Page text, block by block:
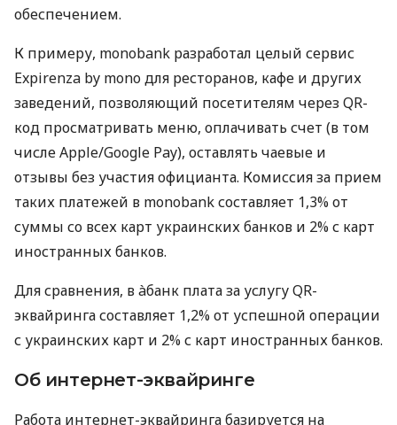
обеспечением.
К примеру, monobank разработал целый сервис
Expirenza by mono для ресторанов, кафе и других
заведений, позволяющий посетителям через QR-
код просматривать меню, оплачивать счет (в том
числе Apple/Google Pay), оставлять чаевые и
отзывы без участия официанта. Комиссия за прием
таких платежей в monobank составляет 1,3% от
суммы со всех карт украинских банков и 2% с карт
иностранных банков.
Для сравнения, в àбанк плата за услугу QR-
эквайринга составляет 1,2% от успешной операции
с украинских карт и 2% с карт иностранных банков.
Об интернет-эквайринге
Работа интернет-эквайринга базируется на